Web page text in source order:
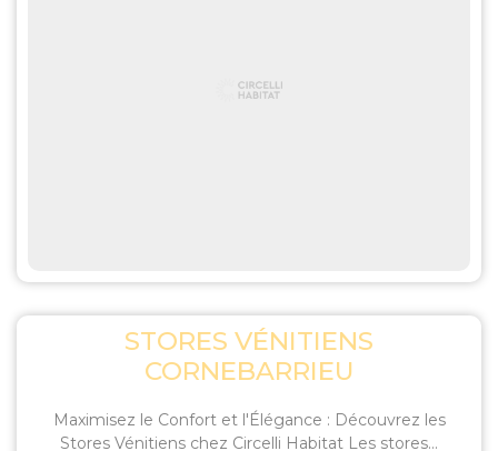
STORES VÉNITIENS
CORNEBARRIEU
Maximisez le Confort et l'Élégance : Découvrez les
Stores Vénitiens chez Circelli Habitat Les stores...